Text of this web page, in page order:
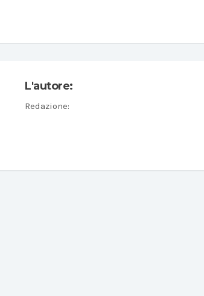
L'autore:
Redazione: